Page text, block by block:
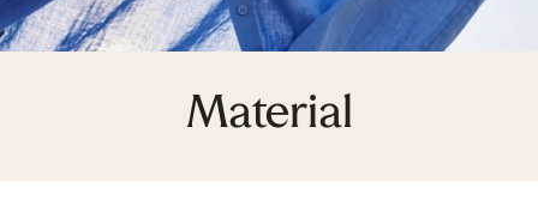
Material